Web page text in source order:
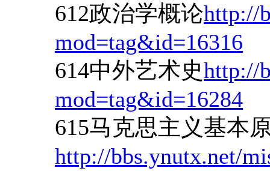
612政治学概论http://
mod=tag&id=16316
614中外艺术史http://
mod=tag&id=16284
615马克思主义基本
http://bbs.ynutx.net/